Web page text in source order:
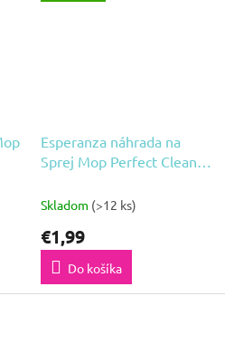
Esperanza náhrada na
Sprej Mop Perfect Clean
Skladom (>12 ks)
€1,99
Do košíka